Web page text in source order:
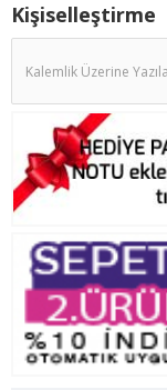
Kişiselleştirme